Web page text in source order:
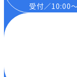
受付／10:00